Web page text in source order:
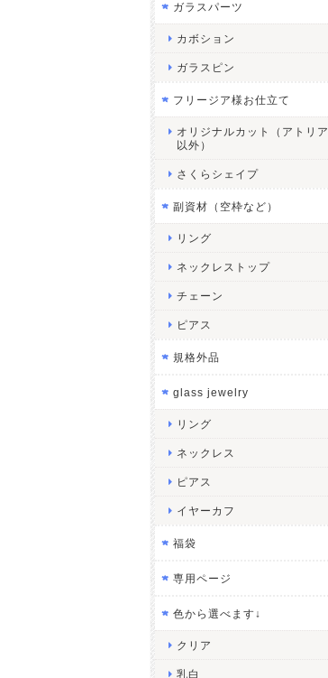
ガラスパーツ
カボション
ガラスピン
フリージア様お仕立て
オリジナルカット（アトリア
以外）
さくらシェイプ
副資材（空枠など）
リング
ネックレストップ
チェーン
ピアス
規格外品
glass jewelry
リング
ネックレス
ピアス
イヤーカフ
福袋
専用ページ
色から選べます↓
クリア
乳白